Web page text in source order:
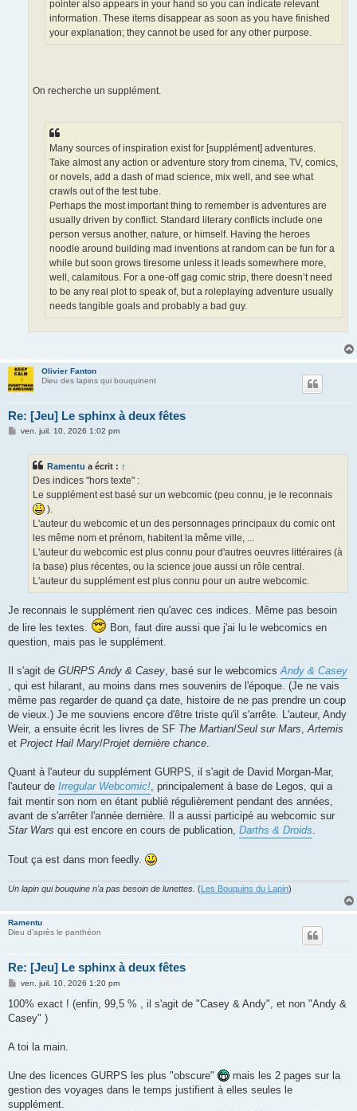
pointer also appears in your hand so you can indicate relevant
information. These items disappear as soon as you have finished
your explanation; they cannot be used for any other purpose.
On recherche un supplément.
Many sources of inspiration exist for [supplément] adventures.
Take almost any action or adventure story from cinema, TV, comics,
or novels, add a dash of mad science, mix well, and see what
crawls out of the test tube.
Perhaps the most important thing to remember is adventures are
usually driven by conflict. Standard literary conflicts include one
person versus another, nature, or himself. Having the heroes
noodle around building mad inventions at random can be fun for a
while but soon grows tiresome unless it leads somewhere more,
well, calamitous. For a one-off gag comic strip, there doesn’t need
to be any real plot to speak of, but a roleplaying adventure usually
needs tangible goals and probably a bad guy.
Olivier Fanton
Dieu des lapins qui bouquinent
Re: [Jeu] Le sphinx à deux fêtes
Mven. juil. 10, 2026 1:02 pm
Ramentu a écrit : ↑
Des indices "hors texte" :
Le supplément est basé sur un webcomic (peu connu, je le reconnais
).
L'auteur du webcomic et un des personnages principaux du comic ont
les même nom et prénom, habitent la même ville, ...
L'auteur du webcomic est plus connu pour d'autres oeuvres littéraires (à
la base) plus récentes, ou la science joue aussi un rôle central.
L'auteur du supplément est plus connu pour un autre webcomic.
Je reconnais le supplément rien qu'avec ces indices. Même pas besoin
de lire les textes.
Bon, faut dire aussi que j'ai lu le webcomics en
question, mais pas le supplément.
Il s'agit de GURPS Andy & Casey , basé sur le webcomics Andy & Casey
, qui est hilarant, au moins dans mes souvenirs de l'époque. (Je ne vais
même pas regarder de quand ça date, histoire de ne pas prendre un coup
de vieux.) Je me souviens encore d'être triste qu'il s'arrête. L'auteur, Andy
Weir, a ensuite écrit les livres de SF The Martian/Seul sur Mars Artemis
et Project Hail Mary/Projet dernière chance
Quant à l'auteur du supplément GURPS, il s'agit de David Morgan-Mar,
l'auteur de Irregular Webcomic! , principalement à base de Legos, qui a
fait mentir son nom en étant publié régulièrement pendant des années,
avant de s'arrêter l'année dernière. Il a aussi participé au webcomic sur
Star Wars qui est encore en cours de publication, Darths & Droids
Tout ça est dans mon feedly.
Un lapin qui bouquine n'a pas besoin de lunettes. (Les Bouquins du Lapin)
Ramentu
Dieu d'après le panthéon
Re: [Jeu] Le sphinx à deux fêtes
M
s
a
ven. juil. 10, 2026 1:20 pm
100% exact ! (enfin, 99,5 % , il s'agit de "Casey & Andy", et non "Andy &
Casey" )
A toi la main.
Une des licences GURPS les plus "obscure"
mais les 2 pages sur la
gestion des voyages dans le temps justifient à elles seules le
supplément.